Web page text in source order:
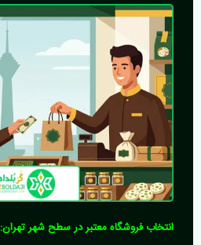
انتخاب فروشگاه معتبر در سطح شهر تهران: